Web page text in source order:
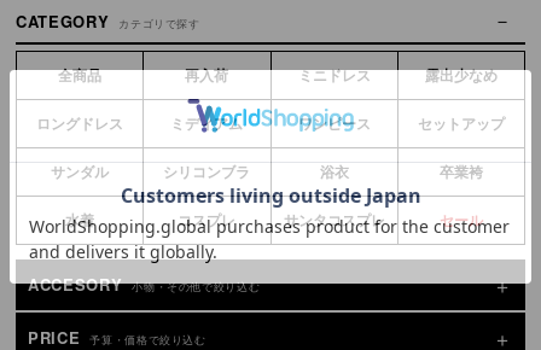
CATEGORY カテゴリで探す
全商品 再入荷 ミニドレス 露出少なめ
ロングドレス ミディアム ワンピース セットアップ
サンダル シリコンブラ 浴衣 卒業袴
水着 コスプレ サンタコスプレ セール
ACCESORY 小物・その他で絞り込む
PRICE 予算・価格で絞り込む